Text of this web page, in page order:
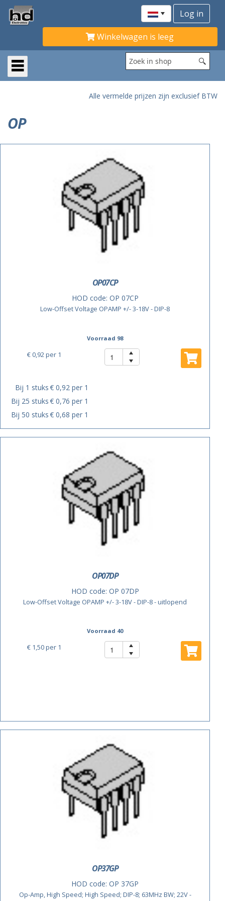
Winkelwagen is leeg
Alle vermelde prijzen zijn exclusief BTW
OP
OP07CP
HOD code: OP 07CP
Low-Offset Voltage OPAMP +/- 3-18V - DIP-8
Voorraad 98
€ 0,92 per 1
Bij 1 stuks€ 0,92 per 1
Bij 25 stuks€ 0,76 per 1
Bij 50 stuks€ 0,68 per 1
OP07DP
HOD code: OP 07DP
Low-Offset Voltage OPAMP +/- 3-18V - DIP-8 - uitlopend
Voorraad 40
€ 1,50per 1
OP37GP
HOD code: OP 37GP
Op-Amp, High Speed; High Speed; DIP-8; 63MHz BW; 22V -